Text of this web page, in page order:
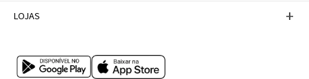
Tabela de Medidas
Personal Shopper
LOJAS +
Multimarcas